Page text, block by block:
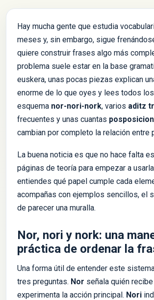
Hay mucha gente que estudia
meses y, sin embargo, sigue
quiere construir frases algo más
problema suele estar en la base
euskera, unas pocas piezas explican
enorme de lo que oyes y lees todos
esquema nor-nori-nork, varios aditz
frecuentes y unas cuantas
cambian por completo la relación entre
La buena noticia es que no hace falta
páginas de teoría para empezar a
entiendes qué papel cumple cada
acompañas con ejemplos sencillos, el
de parecer una muralla.
Nor, nori y nork: una
práctica de ordenar la
Una forma útil de entender este
tres preguntas. Nor señala quién
experimenta la acción principal. Nori